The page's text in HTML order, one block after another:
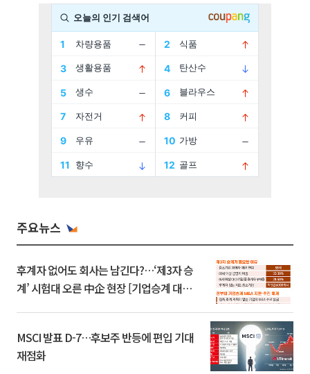
주요뉴스
후계자 없어도 회사는 남긴다?…‘제3자 승
계’ 시험대 오른 中企 현장 [기업승계 대전
MSCI 발표 D-7…후보주 반등에 편입 기대
재점화